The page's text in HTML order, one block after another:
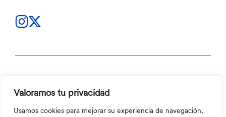
Valoramos tu privacidad
Usamos cookies para mejorar su experiencia de navegación,
Política de privacidad
Código ético y Canal ético